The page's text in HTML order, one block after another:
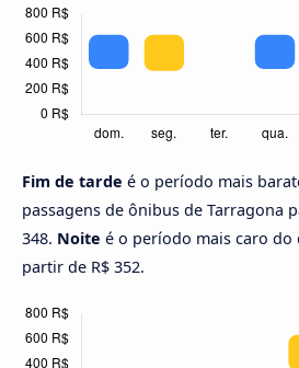
Fim de tarde é o período mais
passagens de ônibus de Tarragona
348. Noite é o período mais caro do
partir de R$ 352.